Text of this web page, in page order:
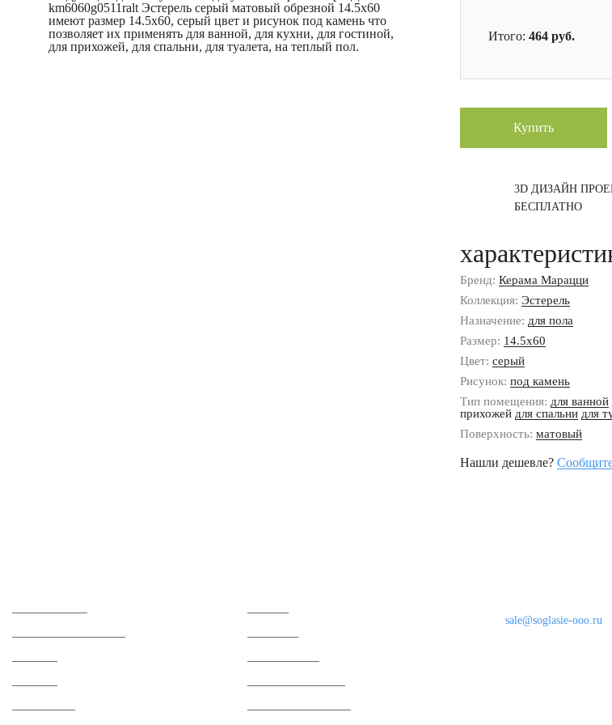
km6060g0511ralt Эстерель серый матовый обрезной 14.5x60
имеют размер 14.5x60, серый цвет и рисунок под камень что
позволяет их применять для ванной, для кухни, для гостиной,
для прихожей, для спальни, для туалета, на теплый пол.
Итого: 464 руб.
Купить
3D ДИЗАЙН
БЕСПЛАТНО
Бренд: Керама Марацци
Коллекция: Эстерель
Назначение: для пола
Размер: 14.5x60
Цвет: серый
Рисунок: под камень
Тип помещения: для ванной
прихожей для спальни для
Поверхность: матовый
Нашли дешевле?
sale@soglasie-ooo.ru